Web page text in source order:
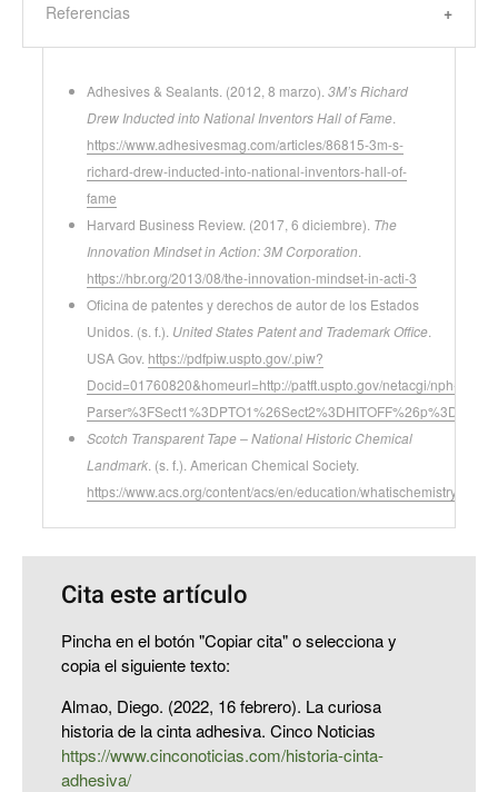
Referencias
Adhesives & Sealants. (2012, 8 marzo). 3M’s Richard
Drew Inducted into National Inventors Hall of Fame
https://www.adhesivesmag.com/articles/86815-3m-s-
richard-drew-inducted-into-national-inventors-hall-of-
fame
Harvard Business Review. (2017, 6 diciembre). The
Innovation Mindset in Action: 3M Corporation
https://hbr.org/2013/08/the-innovation-mindset-in-acti-3
Oficina de patentes y derechos de autor de los Estados
Unidos. (s. f.). United States Patent and Trademark Office
USA Gov. https://pdfpiw.uspto.gov/.piw?
Docid=01760820&homeurl=http://patft.uspto.gov/netacgi/nph-
Scotch Transparent Tape – National Historic Chemical
Landmark . (s. f.). American Chemical Society.
https://www.acs.org/content/acs/en/education/whatischemistry/
Cita este artículo
Pincha en el botón "Copiar cita" o selecciona y
copia el siguiente texto:
Almao, Diego. (2022, 16 febrero). La curiosa
historia de la cinta adhesiva. Cinco Noticias
https://www.cinconoticias.com/historia-cinta-
adhesiva/